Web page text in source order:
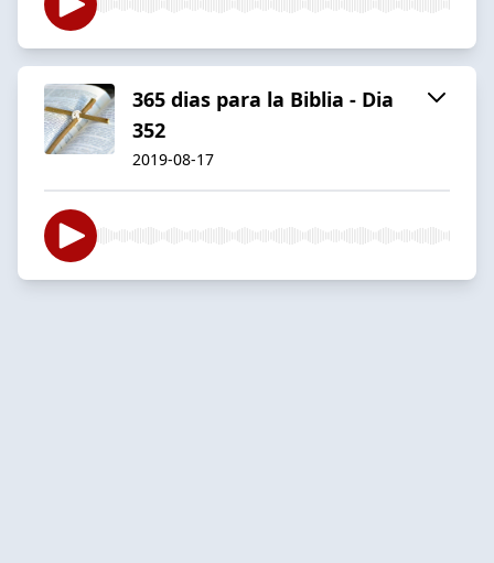
365 dias para la Biblia - Dia
352
2019-08-17